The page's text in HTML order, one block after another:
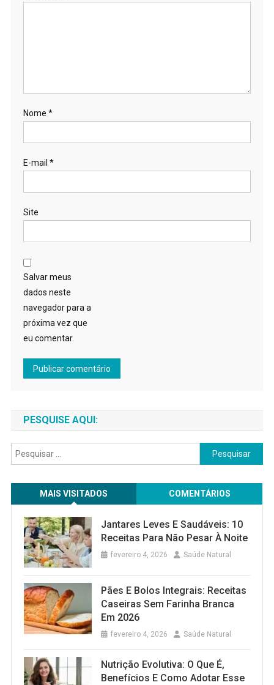
Nome *
E-mail *
Site
Salvar meus
dados neste
navegador para a
próxima vez que
eu comentar.
PESQUISE AQUI:
Pesquisar
por:
MAIS VISITADOS COMENTÁRIOS
Jantares Leves E Saudáveis: 10
Receitas Para Não Pesar À Noite
fevereiro 4, 2026 Saúde Natural
Pães E Bolos Integrais: Receitas
Caseiras Sem Farinha Branca
Em 2026
fevereiro 4, 2026 Saúde Natural
Nutrição Evolutiva: O Que É,
Benefícios E Como Adotar Esse